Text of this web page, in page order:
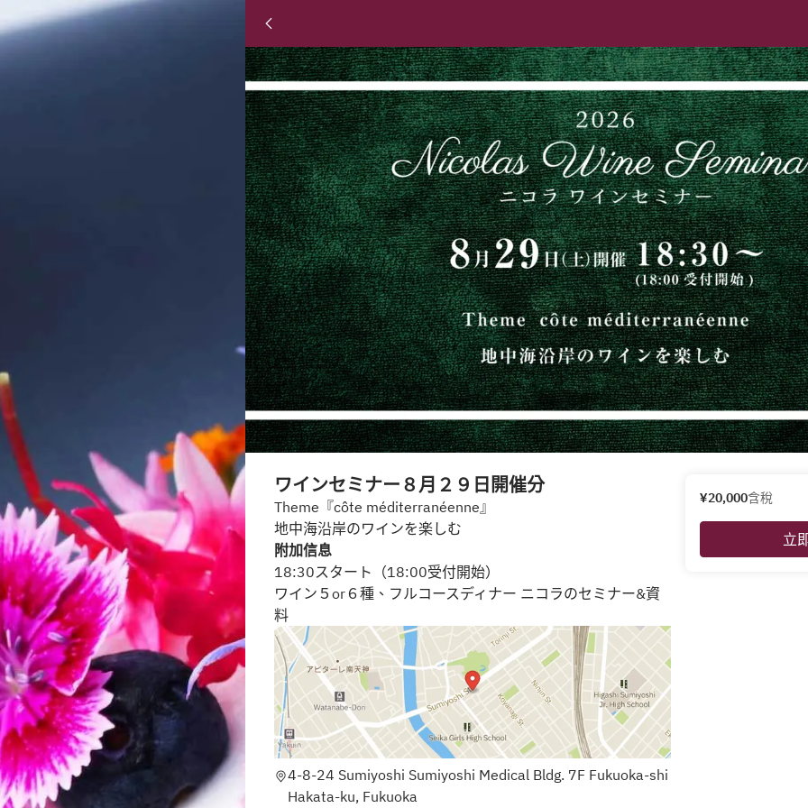
ワインセミナー８月２９日開催分
Theme『côte méditerranéenne』
地中海沿岸のワインを楽しむ
附加信息
18:30スタート（18:00受付開始）
ワイン５or６種、フルコースディナー ニコラのセミナー&資
料
4-8-24 Sumiyoshi Sumiyoshi Medical Bldg. 7F Fukuoka-shi
Hakata-ku, Fukuoka
¥20,000含稅
立